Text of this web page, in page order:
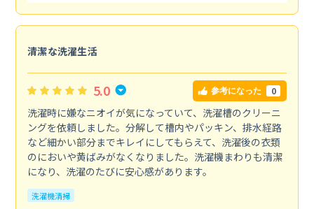
清潔な洗濯生活
5.0 参考になった 0
洗濯時に嫌なニオイが気になっていて、洗濯槽のクリーニ
ングを依頼しました。分解して槽内やパッキン、排水経路
など細かい部分までキレイにしてもらえて、洗濯後の衣類
のにおいや黄ばみがなくなりました。洗濯機まわりも清潔
になり、洗濯のたびに安心感があります。
洗濯機清掃